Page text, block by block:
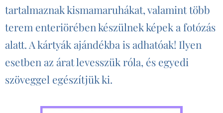
tartalmaznak kismamaruhákat, valamint több
terem enteriörében készülnek képek a fotózás
alatt. A kártyák ajándékba is adhatóak! Ilyen
esetben az árat levesszük róla, és egyedi
szöveggel egészítjük ki.